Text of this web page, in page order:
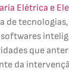
Elétrica e
de
que
da